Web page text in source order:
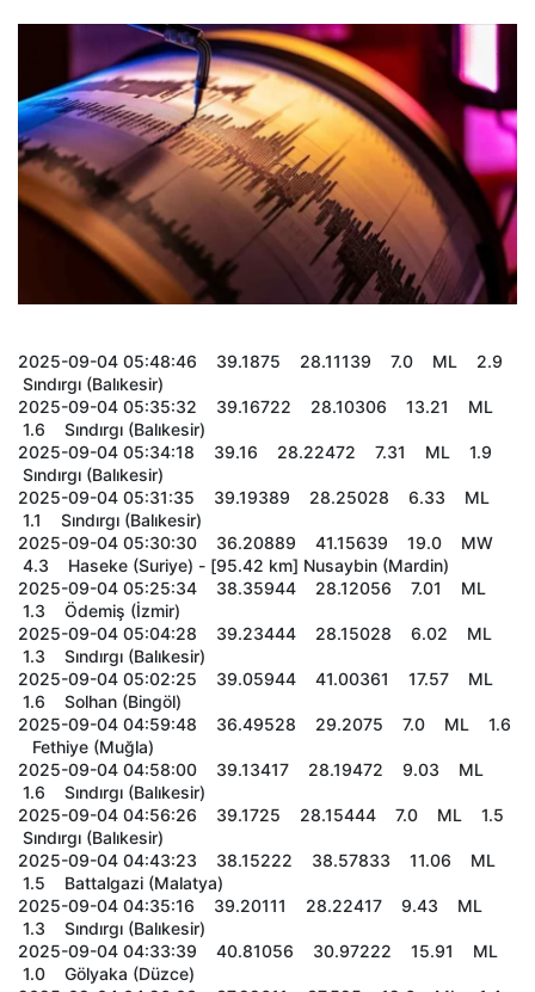
2025-09-04 05:48:46 39.1875 28.11139 7.0 ML 2.9
Sındırgı (Balıkesir)
2025-09-04 05:35:32 39.16722 28.10306 13.21 ML
1.6 Sındırgı (Balıkesir)
2025-09-04 05:34:18 39.16 28.22472 7.31 ML 1.9
Sındırgı (Balıkesir)
2025-09-04 05:31:35 39.19389 28.25028 6.33 ML
1.1 Sındırgı (Balıkesir)
2025-09-04 05:30:30 36.20889 41.15639 19.0 MW
4.3 Haseke (Suriye) - [95.42 km] Nusaybin (Mardin)
2025-09-04 05:25:34 38.35944 28.12056 7.01 ML
1.3 Ödemiş (İzmir)
2025-09-04 05:04:28 39.23444 28.15028 6.02 ML
1.3 Sındırgı (Balıkesir)
2025-09-04 05:02:25 39.05944 41.00361 17.57 ML
1.6 Solhan (Bingöl)
2025-09-04 04:59:48 36.49528 29.2075 7.0 ML 1.6
Fethiye (Muğla)
2025-09-04 04:58:00 39.13417 28.19472 9.03 ML
1.6 Sındırgı (Balıkesir)
2025-09-04 04:56:26 39.1725 28.15444 7.0 ML 1.5
Sındırgı (Balıkesir)
2025-09-04 04:43:23 38.15222 38.57833 11.06 ML
1.5 Battalgazi (Malatya)
2025-09-04 04:35:16 39.20111 28.22417 9.43 ML
1.3 Sındırgı (Balıkesir)
2025-09-04 04:33:39 40.81056 30.97222 15.91 ML
1.0 Gölyaka (Düzce)